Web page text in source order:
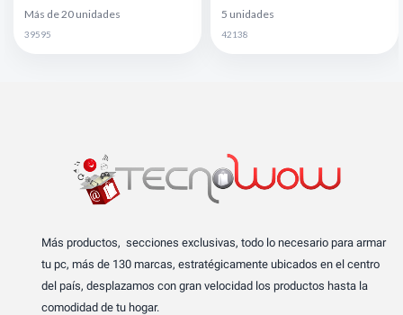
Más de 20 unidades
39595
5 unidades
42138
Más productos, secciones exclusivas, todo lo necesario para armar
tu pc, más de 130 marcas, estratégicamente ubicados en el centro
del país, desplazamos con gran velocidad los productos hasta la
comodidad de tu hogar.